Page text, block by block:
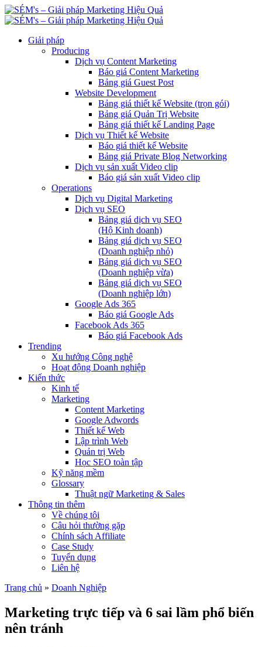
Giải pháp
Producing
Dịch vụ Content Marketing
Báo giá Content Marketing
Bảng giá Guest Post
Website Development
Bảng giá thiết kế Website (trọn gói)
Bảng giá Quản Trị Website
Bảng giá thiết kế Landing Page
Dịch vụ Thiết kế Website
Báo giá thiết kế Website
Bảng giá Private Blog Networking
Dịch vụ sản xuất Video clip
Báo giá sản xuất Video clip
Operations
Dịch vụ Digital Marketing
Dịch vụ SEO
Bảng giá dịch vụ SEO
(Hộ Kinh doanh)
Bảng giá dịch vụ SEO
(Doanh nghiệp nhỏ)
Bảng giá dịch vụ SEO
(Doanh nghiệp vừa)
Bảng giá dịch vụ SEO
(Doanh nghiệp lớn)
Google Ads 365
Báo giá Google Ads
Facebook Ads 365
Báo giá Facebook Ads
Trending
Xu hướng Công nghệ
Hoạt động Doanh nghiệp
Kiến thức
Kinh tế
Marketing
Content Marketing
Google Adwords
Thiết kế Web
Lập trình Web
Quản trị Web
Học SEO toàn tập
Kỹ năng mềm
Glossary
Thuật ngữ Marketing & Sales
Thông tin thêm
Về chúng tôi
Câu hỏi thường gặp
Chính sách Affiliate
Case Study
Tuyển dụng
Liên hệ
Trang chủ » Doanh Nghiệp
Marketing trực tiếp và 6 sai lầm phổ biến
nên tránh